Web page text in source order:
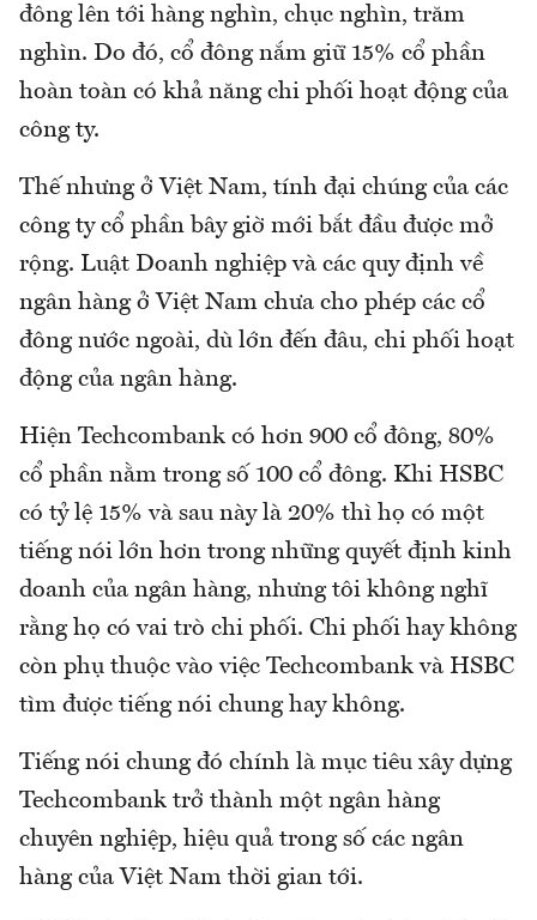
đông lên tới hàng nghìn, chục nghìn, trăm
nghìn. Do đó, cổ đông nắm giữ 15% cổ phần
hoàn toàn có khả năng chi phối hoạt động của
công ty.
Thế nhưng ở Việt Nam, tính đại chúng của các
công ty cổ phần bây giờ mới bắt đầu được mở
rộng. Luật Doanh nghiệp và các quy định về
ngân hàng ở Việt Nam chưa cho phép các cổ
đông nước ngoài, dù lớn đến đâu, chi phối hoạt
động của ngân hàng.
Hiện Techcombank có hơn 900 cổ đông, 80%
cổ phần nằm trong số 100 cổ đông. Khi HSBC
có tỷ lệ 15% và sau này là 20% thì họ có một
tiếng nói lớn hơn trong những quyết định kinh
doanh của ngân hàng, nhưng tôi không nghĩ
rằng họ có vai trò chi phối. Chi phối hay không
còn phụ thuộc vào việc Techcombank và HSBC
tìm được tiếng nói chung hay không.
Tiếng nói chung đó chính là mục tiêu xây dựng
Techcombank trở thành một ngân hàng
chuyên nghiệp, hiệu quả trong số các ngân
hàng của Việt Nam thời gian tới.